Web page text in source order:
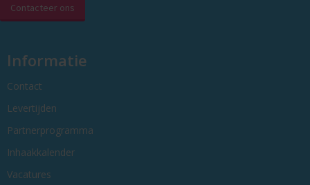
Contacteer ons
Informatie
Contact
Levertijden
Partnerprogramma
Inhaakkalender
Vacatures